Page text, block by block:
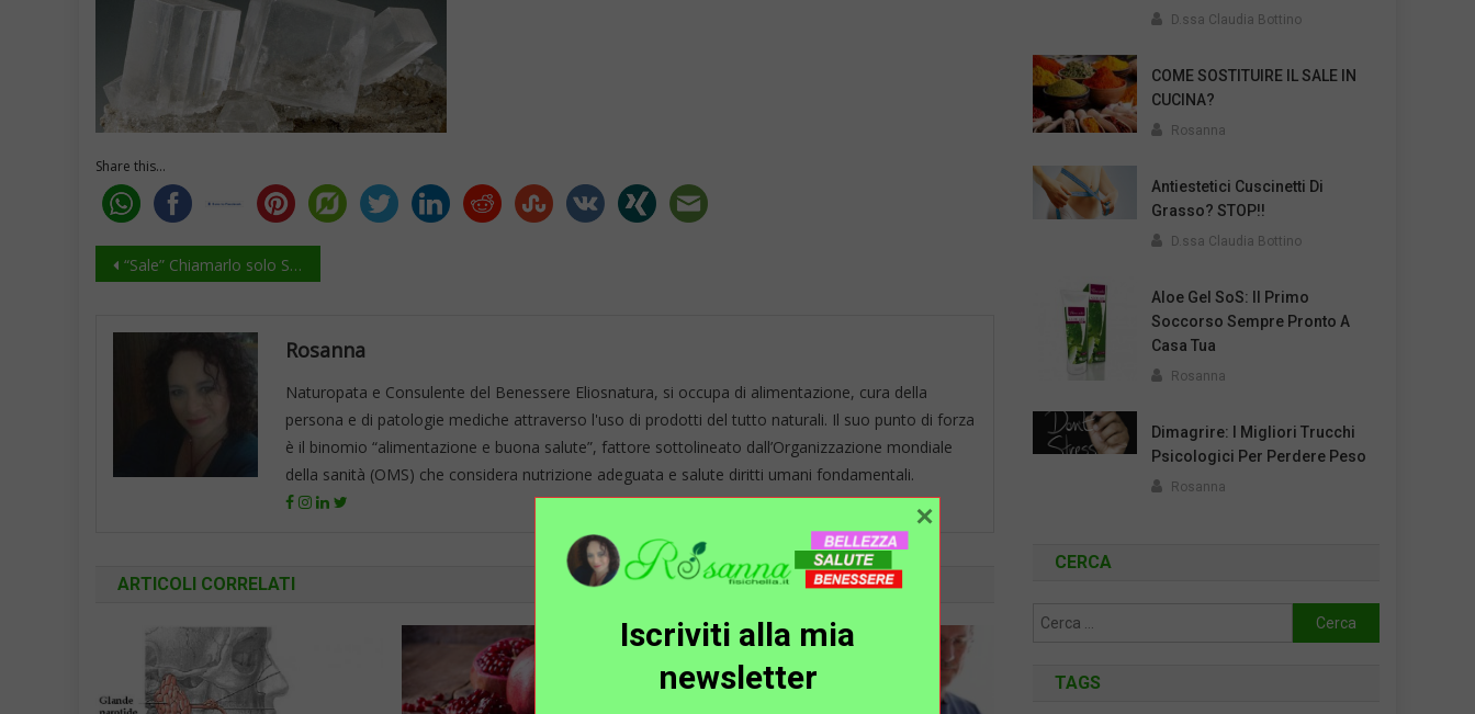
Share this...
Navigazione
“Sale” Chiamarlo solo Sale è uno spreco :)
Rosanna
Naturopata e Consulente del Benessere Eliosnatura, si occupa di alimentazione, cura della
persona e di patologie mediche attraverso l'uso di prodotti del tutto naturali. Il suo punto di forza
è il binomio “alimentazione e buona salute”, fattore sottolineato dall’Organizzazione mondiale
della sanità (OMS) che considera nutrizione adeguata e salute diritti umani fondamentali.
ARTICOLI CORRELATI
D.ssa Claudia Bottino
COME SOSTITUIRE IL SALE IN
CUCINA?
Rosanna
Antiestetici Cuscinetti Di
Grasso? STOP!!
D.ssa Claudia Bottino
Aloe Gel SoS: Il Primo
Soccorso Sempre Pronto A
Casa Tua
Rosanna
Dimagrire: I Migliori Trucchi
Psicologici Per Perdere Peso
Rosanna
CERCA
Ricerca
per:
TAGS
Iscriviti alla mia
newsletter
×